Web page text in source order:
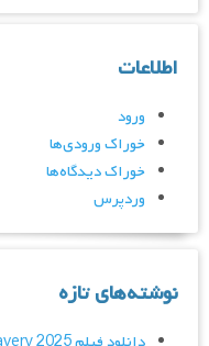
اطلاعات
ورود
خوراک ورودی‌ها
خوراک دیدگاه‌ها
وردپرس
نوشته‌های تازه